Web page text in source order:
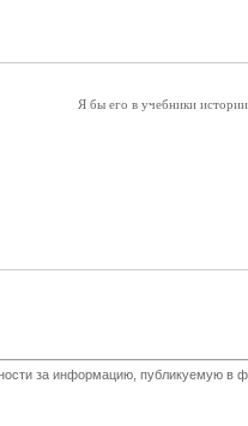
Я бы его в учебники
за информацию, публикуемую